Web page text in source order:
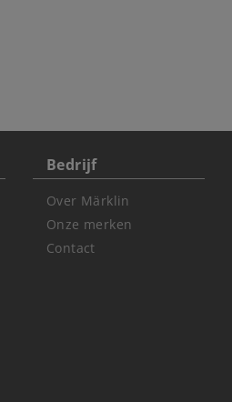
Bedrijf
Over Märklin
Onze merken
Contact